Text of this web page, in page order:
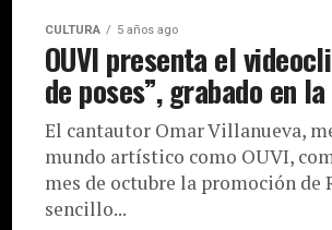
CULTURA 5 años ago
OUVI presenta el
de poses”, grabado en
El cantautor Omar Villanueva,
mundo artístico como OUVI,
mes de octubre la promoción de
sencillo...